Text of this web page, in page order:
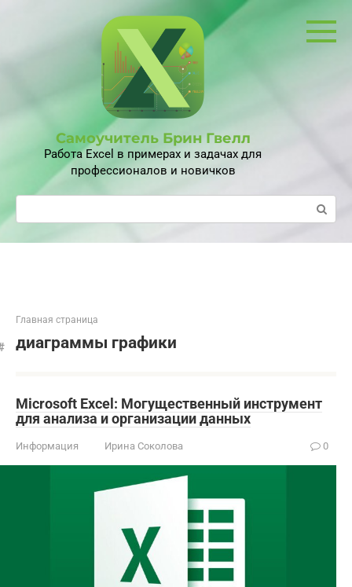
Самоучитель Брин Гвелл
Работа Excel в примерах и задачах для
профессионалов и новичков
Поиск:
Главная страница
диаграммы графики
Microsoft Excel: Могущественный инструмент
для анализа и организации данных
Информация Ирина Соколова 0